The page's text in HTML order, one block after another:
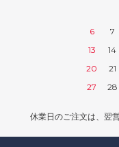
6
7
13
14
20
21
27
28
休業日のご注文は、翌